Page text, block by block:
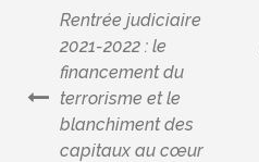
Navigation
de
l’article
Rentrée judiciaire
2021-2022 : le
financement du
terrorisme et le
blanchiment des
capitaux au cœur